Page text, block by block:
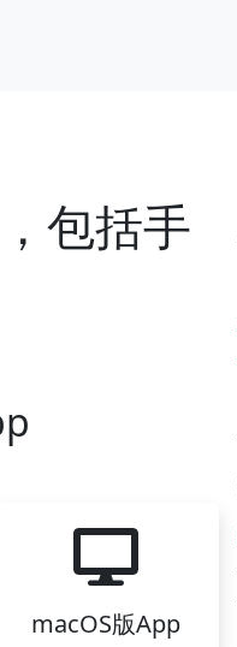
包括手
macOS版App